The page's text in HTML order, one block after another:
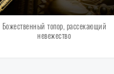
Божественный топор, рассекающий
невежество